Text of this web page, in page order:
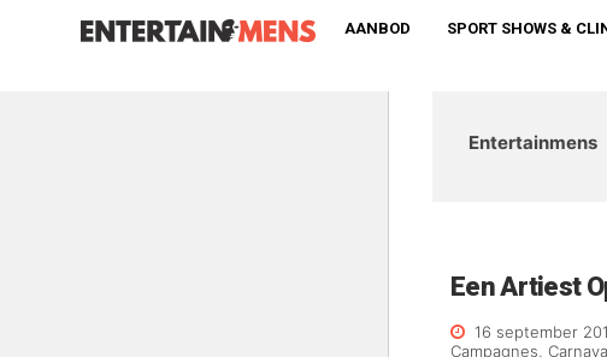
AANBOD SPORT SHOWS &
Entertainmens
Een Artiest
16 september
Campagnes,